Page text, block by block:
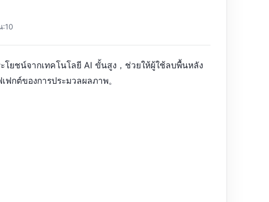
:10
โยชน์จากเทคโนโลยี AI ขั้นสูง，ช่วยให้ผู้ใช้ลบพื้นหลัง
ฟกต์ของการประมวลผลภาพ。